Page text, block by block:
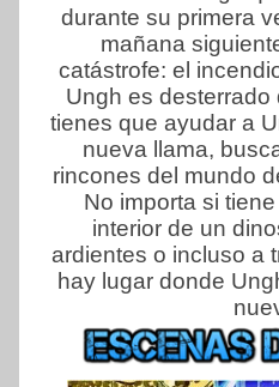
durante su primera
mañana
catástrofe: el
Ungh es desterrado
tienes que ayudar a
nueva llama,
rincones del mundo
No importa si
interior de un
ardientes o incluso a
hay lugar donde